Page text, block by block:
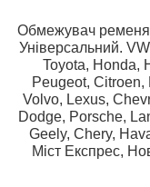
Обмежувач
Універсальний.
Toyota, Honda,
Peugeot,
Volvo, Lexus,
Dodge, Porsche,
Geely, Chery,
Міст Експрес,